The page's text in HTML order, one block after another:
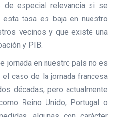
de especial relevancia si se
tasa es baja en nuestro
vecinos y que existe una
y PIB.
jornada en nuestro país no es
caso de la jornada francesa
décadas, pero actualmente
Reino Unido, Portugal o